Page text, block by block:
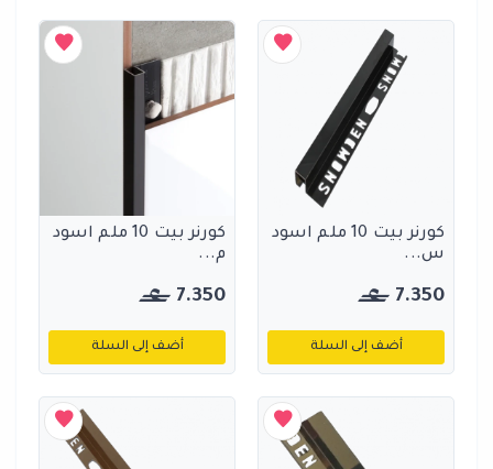
كورنر بيت 10 ملم اسود
س...
7.350
أضف إلى السلة
كورنر بيت 10 ملم اسود
م...
7.350
أضف إلى السلة